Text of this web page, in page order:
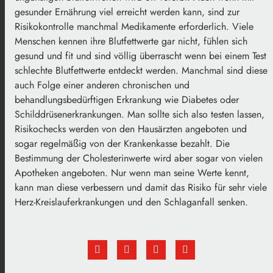
gesunder Ernährung viel erreicht werden kann, sind zur
Risikokontrolle manchmal Medikamente erforderlich. Viele
Menschen kennen ihre Blutfettwerte gar nicht, fühlen sich
gesund und fit und sind völlig überrascht wenn bei einem Test
schlechte Blutfettwerte entdeckt werden. Manchmal sind diese
auch Folge einer anderen chronischen und
behandlungsbedürftigen Erkrankung wie Diabetes oder
Schilddrüsenerkrankungen. Man sollte sich also testen lassen,
Risikochecks werden von den Hausärzten angeboten und
sogar regelmäßig von der Krankenkasse bezahlt. Die
Bestimmung der Cholesterinwerte wird aber sogar von vielen
Apotheken angeboten. Nur wenn man seine Werte kennt,
kann man diese verbessern und damit das Risiko für sehr viele
Herz-Kreislauferkrankungen und den Schlaganfall senken.